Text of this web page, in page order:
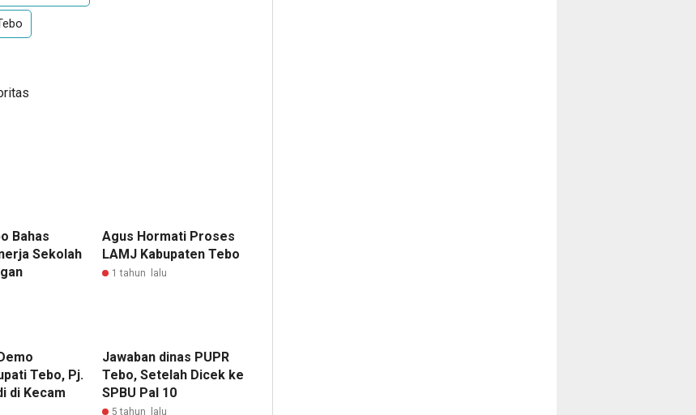
Bahas
Sekolah
Agus Hormati Proses
LAMJ Kabupaten Tebo
1 tahun lalu
Tebo, Pj.
di Kecam
Jawaban dinas PUPR
Tebo, Setelah Dicek ke
SPBU Pal 10
5 tahun lalu